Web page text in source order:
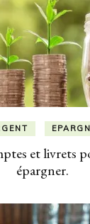
et livrets
épargner.